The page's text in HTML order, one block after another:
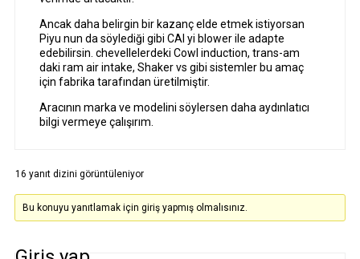
Ancak daha belirgin bir kazanç elde etmek istiyorsan
Piyu nun da söylediği gibi CAI yi blower ile adapte
edebilirsin. chevellelerdeki Cowl induction, trans-am
daki ram air intake, Shaker vs gibi sistemler bu amaç
için fabrika tarafından üretilmiştir.
Aracının marka ve modelini söylersen daha aydınlatıcı
bilgi vermeye çalışırım.
16 yanıt dizini görüntüleniyor
Bu konuyu yanıtlamak için giriş yapmış olmalısınız.